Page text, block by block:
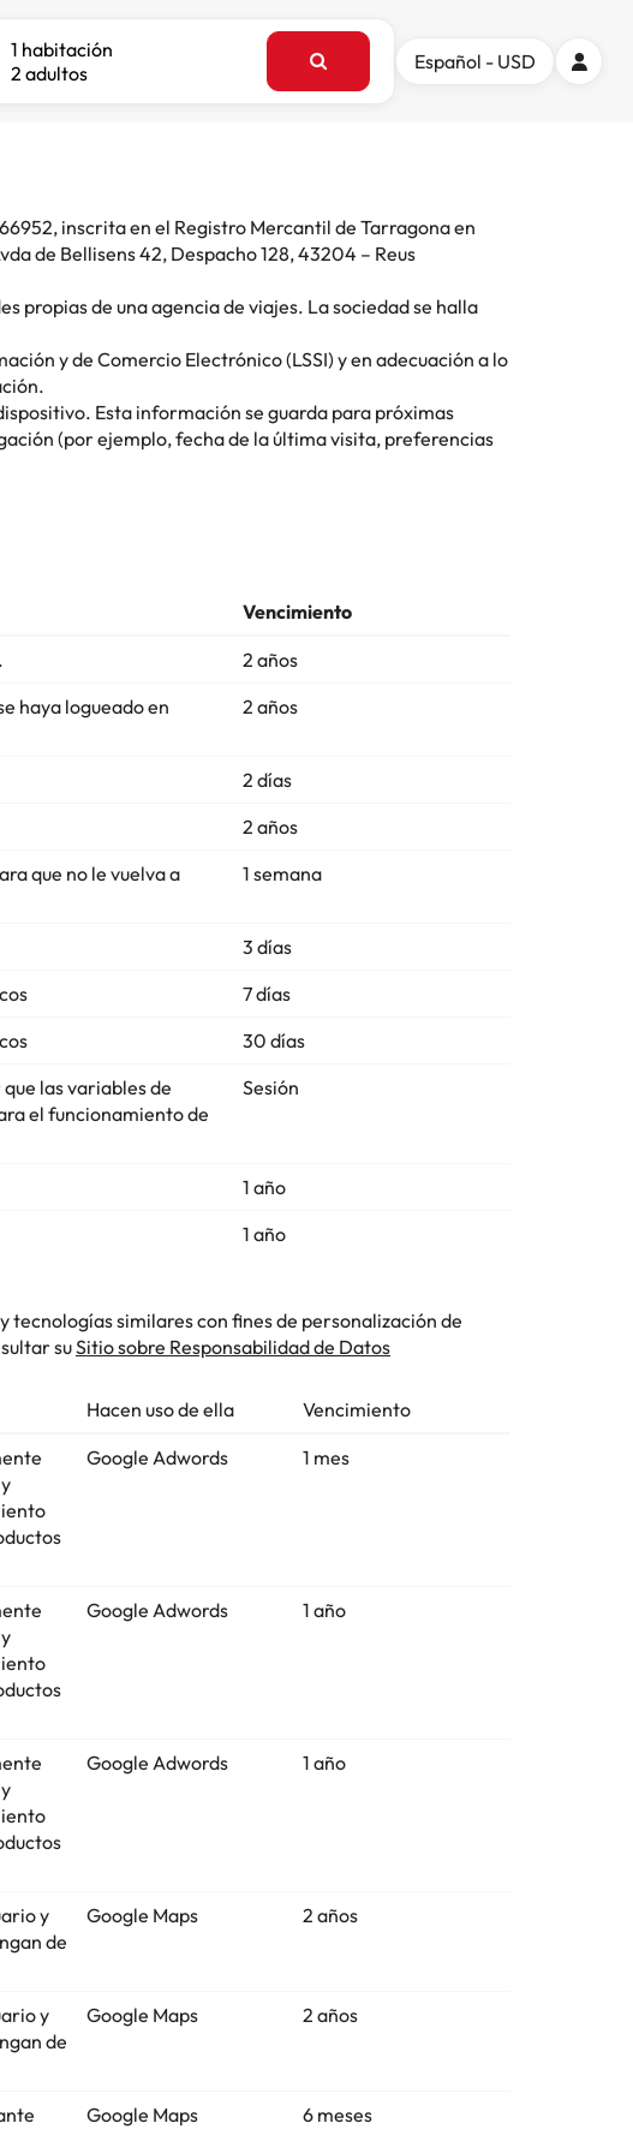
1 habitación
2 adultos
Español - USD
inscrita en el Registro Mercantil de Tarragona en
de Bellisens 42, Despacho 128, 43204 – Reus
propias de una agencia de viajes. La sociedad se halla
y de Comercio Electrónico (LSSI) y en adecuación a lo
Esta información se guarda para próximas
(por ejemplo, fecha de la última visita, preferencias
Vencimiento
2 años
haya logueado en
2 años
2 días
2 años
que no le vuelva a
1 semana
3 días
7 días
30 días
las variables de
el funcionamiento de
Sesión
1 año
1 año
similares con fines de personalización de
suSitio sobre Responsabilidad de Datos
Hacen uso de ella
Vencimiento
Google Adwords 1 mes
Google Adwords 1 año
Google Adwords 1 año
y
de
Google Maps 2 años
y
de
Google Maps 2 años
Google Maps 6 meses